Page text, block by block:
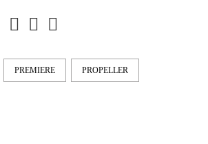
PREMIERE PROPELLER